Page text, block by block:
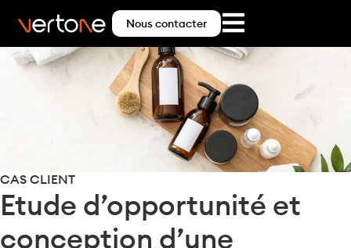
Nous contacter
CAS CLIENT
Etude d’opportunité et
conception d’une